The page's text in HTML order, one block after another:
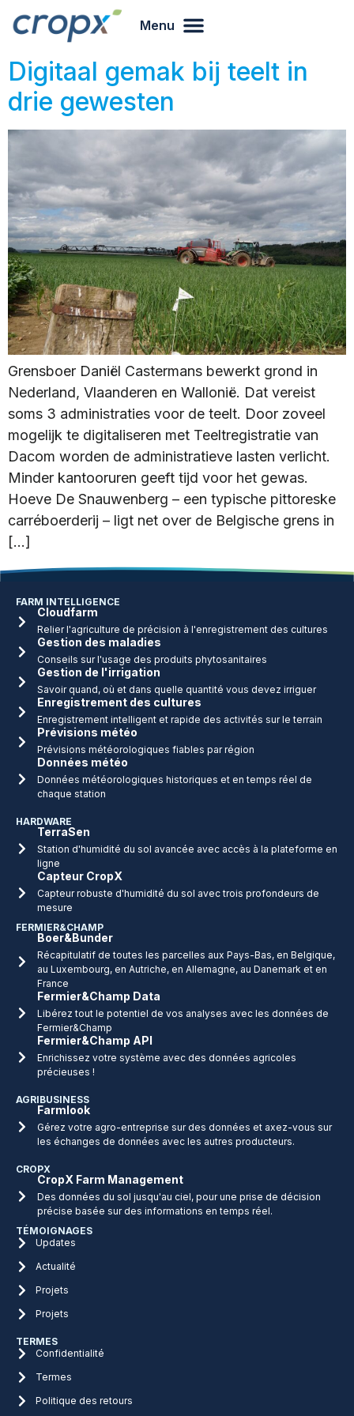
Menu
Digitaal gemak bij teelt in
drie gewesten
Grensboer Daniël Castermans bewerkt grond in
Nederland, Vlaanderen en Wallonië. Dat vereist
soms 3 administraties voor de teelt. Door zoveel
mogelijk te digitaliseren met Teeltregistratie van
Dacom worden de administratieve lasten verlicht.
Minder kantooruren geeft tijd voor het gewas.
Hoeve De Snauwenberg – een typische pittoreske
carréboerderij – ligt net over de Belgische grens in
[…]
FARM INTELLIGENCE
Cloudfarm
Relier l'agriculture de précision à l'enregistrement des cultures
Gestion des maladies
Conseils sur l'usage des produits phytosanitaires
Gestion de l'irrigation
Savoir quand, où et dans quelle quantité vous devez irriguer
Enregistrement des cultures
Enregistrement intelligent et rapide des activités sur le terrain
Prévisions météo
Prévisions météorologiques fiables par région
Données météo
Données météorologiques historiques et en temps réel de
chaque station
HARDWARE
TerraSen
Station d'humidité du sol avancée avec accès à la plateforme en
ligne
Capteur CropX
Capteur robuste d'humidité du sol avec trois profondeurs de
mesure
FERMIER&CHAMP
Boer&Bunder
Récapitulatif de toutes les parcelles aux Pays-Bas, en Belgique,
au Luxembourg, en Autriche, en Allemagne, au Danemark et en
France
Fermier&Champ Data
Libérez tout le potentiel de vos analyses avec les données de
Fermier&Champ
Fermier&Champ API
Enrichissez votre système avec des données agricoles
précieuses !
AGRIBUSINESS
Farmlook
Gérez votre agro-entreprise sur des données et axez-vous sur
les échanges de données avec les autres producteurs.
CROPX
CropX Farm Management
Des données du sol jusqu'au ciel, pour une prise de décision
précise basée sur des informations en temps réel.
TÉMOIGNAGES
Updates
Actualité
Projets
Projets
TERMES
Confidentialité
Termes
Politique des retours